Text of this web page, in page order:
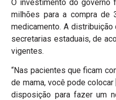
O investimento do governo
milhões para a compra de
medicamento. A
secretarias estaduais, de
vigentes.
“Nas pacientes que ficam
de mama, você pode
disposição para fazer um